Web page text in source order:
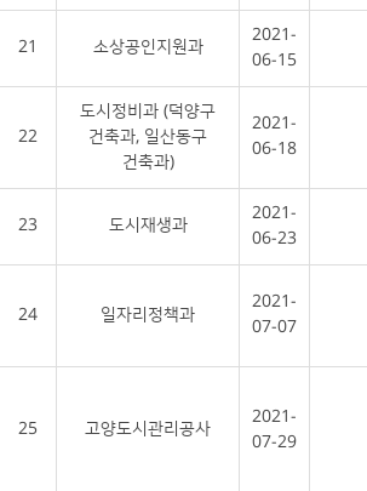
21 소상공인지원과
2021-
06-15
22
도시정비과 (덕양구
건축과, 일산동구
건축과)
2021-
06-18
23 도시재생과
2021-
06-23
24 일자리정책과
2021-
07-07
25 고양도시관리공사
2021-
07-29